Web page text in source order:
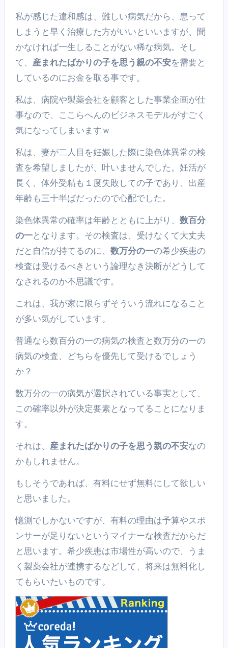
私が感じた違和感は、難しい病気だから、患って
しまうと早く治療した方がいいといいますが、聞
かなければ一生しることがない稀な病気。そし
て、 産まれたばかりの子を思う親の不安を需要と
しているのにお金を取る事です。
私は、病院や製薬会社を顧客とした事業企画が仕
事なので、ここらへんのビジネスモデルがすごく
気になってしまいますｗ
私は、妻が二人目を妊娠した際に染色体異常の検
査を希望しましたが、叶いませんでした。妊活が
長く、体外受精も１度失敗しての子であり、出産
年齢も三十半ばだったので心配でした。
染色体異常の確率は年齢とともに上がり、 数百分
の一となります。その検査は、受けなくて大丈夫
だと自信が持てるのに、 数万分の一の希少疾患の
検査は受けるべきという論理なき決断がどうして
なされるのか不思議です。
これは、我が家に限らずそういう流れになること
が多い気がしています。
普通なら数百分の一の病気の検査と数万分の一の
病気の検査、どちらを優先して受けるでしょう
か？
数万分の一の病気が選択されている事実として、
この確率以外が決定要素となってることになりま
す。
それは、 産まれたばかりの子を思う親の不安なの
かもしれません。
もしそうであれば、有料にせず無料にして欲しい
と思いました。
憶測でしかないですが、有料の理由は予算やスポ
ンサーが足りないというマイナーな検査だからだ
と思います。希少疾患は市場性が高いので、うま
く製薬会社が連携するなどして、将来は無料化し
てもらいたいものです。